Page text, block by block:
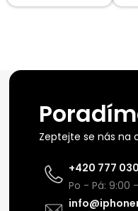
Zeptejte se nás na
+420 777
Po - Pá: 9:00